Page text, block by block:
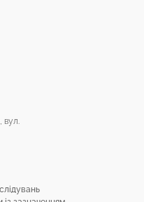
вул.